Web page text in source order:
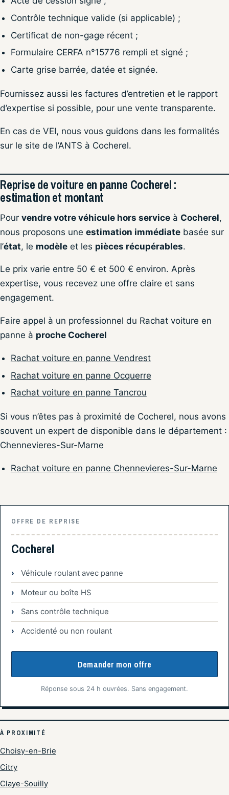
Contrôle technique valide (si applicable) ;
Certificat de non-gage récent ;
Formulaire CERFA n°15776 rempli et signé ;
Carte grise barrée, datée et signée.
Fournissez aussi les factures d’entretien et le rapport
d’expertise si possible, pour une vente transparente.
En cas de VEI, nous vous guidons dans les formalités
sur le site de l’ANTS à Cocherel.
Reprise de voiture en panne Cocherel :
estimation et montant
Pour vendre votre véhicule hors service à Cocherel,
nous proposons une estimation immédiate basée sur
l’état, le modèle et les pièces récupérables.
Le prix varie entre 50 € et 500 € environ. Après
expertise, vous recevez une offre claire et sans
engagement.
Faire appel à un professionnel du Rachat voiture en
panne à proche Cocherel
Rachat voiture en panne Vendrest
Rachat voiture en panne Ocquerre
Rachat voiture en panne Tancrou
Si vous n’êtes pas à proximité de Cocherel, nous avons
souvent un expert de disponible dans le département :
Chennevieres-Sur-Marne
Rachat voiture en panne Chennevieres-Sur-Marne
OFFRE DE REPRISE
Cocherel
Véhicule roulant avec panne
Moteur ou boîte HS
Sans contrôle technique
Accidenté ou non roulant
Demander mon offre
Réponse sous 24 h ouvrées. Sans engagement.
À PROXIMITÉ
Choisy-en-Brie
Citry
Claye-Souilly